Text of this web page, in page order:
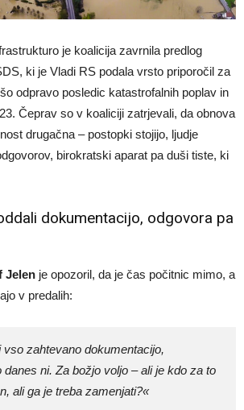
je koalicija zavrnila predlog
ki je Vladi RS podala vrsto priporočil za
odpravo posledic katastrofalnih poplav in
Čeprav so v koaliciji zatrjevali, da obnova
drugačna – postopki stojijo, ljudje
birokratski aparat pa duši tiste, ki
dokumentacijo, odgovora pa
Jelen je opozoril, da je čas počitnic mimo, a
v predalih:
vso zahtevano dokumentacijo,
danes ni. Za božjo voljo – ali je kdo za to
ali ga je treba zamenjati?«